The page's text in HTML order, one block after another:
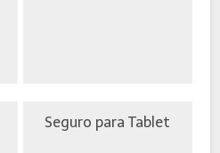
Seguro para Tablet